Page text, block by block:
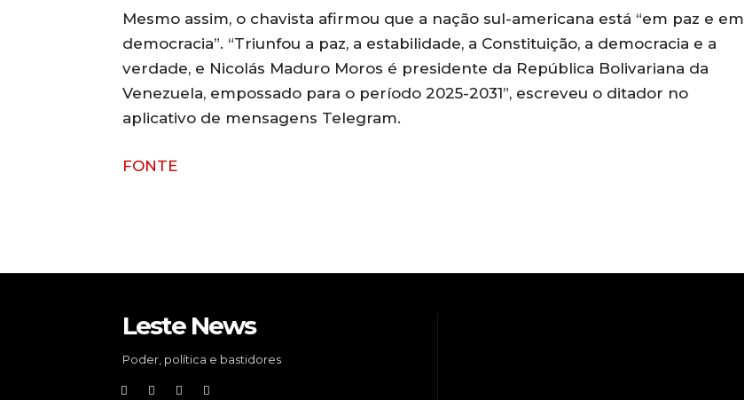
Mesmo assim, o chavista afirmou que a nação sul-americana está “em paz e em
democracia”. “Triunfou a paz, a estabilidade, a Constituição, a democracia e a
verdade, e Nicolás Maduro Moros é presidente da República Bolivariana da
Venezuela, empossado para o período 2025-2031”, escreveu o ditador no
aplicativo de mensagens Telegram.
FONTE
Leste News
Poder, política e bastidores